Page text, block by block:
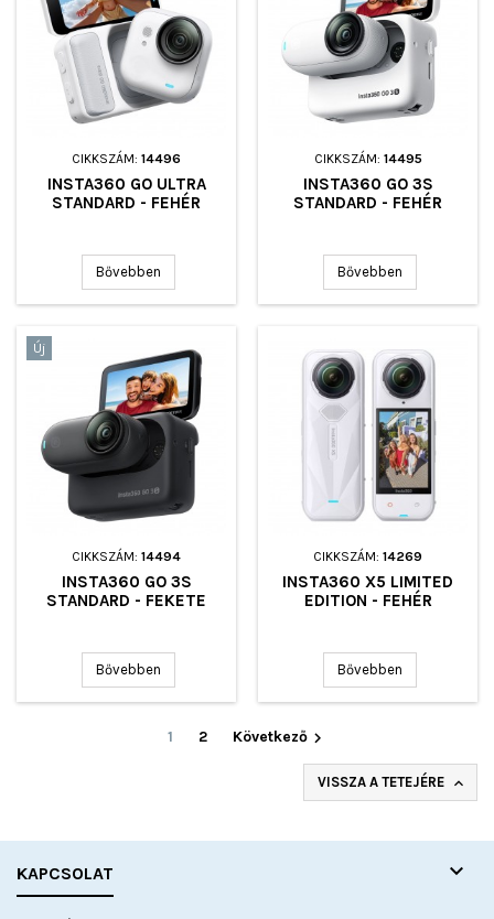
CIKKSZÁM: 14496
INSTA360 GO ULTRA
STANDARD - FEHÉR
Bővebben
CIKKSZÁM: 14495
INSTA360 GO 3S
STANDARD - FEHÉR
Bővebben
Új
CIKKSZÁM: 14494
INSTA360 GO 3S
STANDARD - FEKETE
Bővebben
CIKKSZÁM: 14269
INSTA360 X5 LIMITED
EDITION - FEHÉR
Bővebben
1 2 Következő
VISSZA A TETEJÉRE 
KAPCSOLAT 